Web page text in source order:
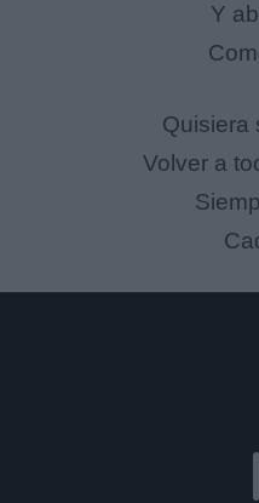
Y
Quisiera
Volver a